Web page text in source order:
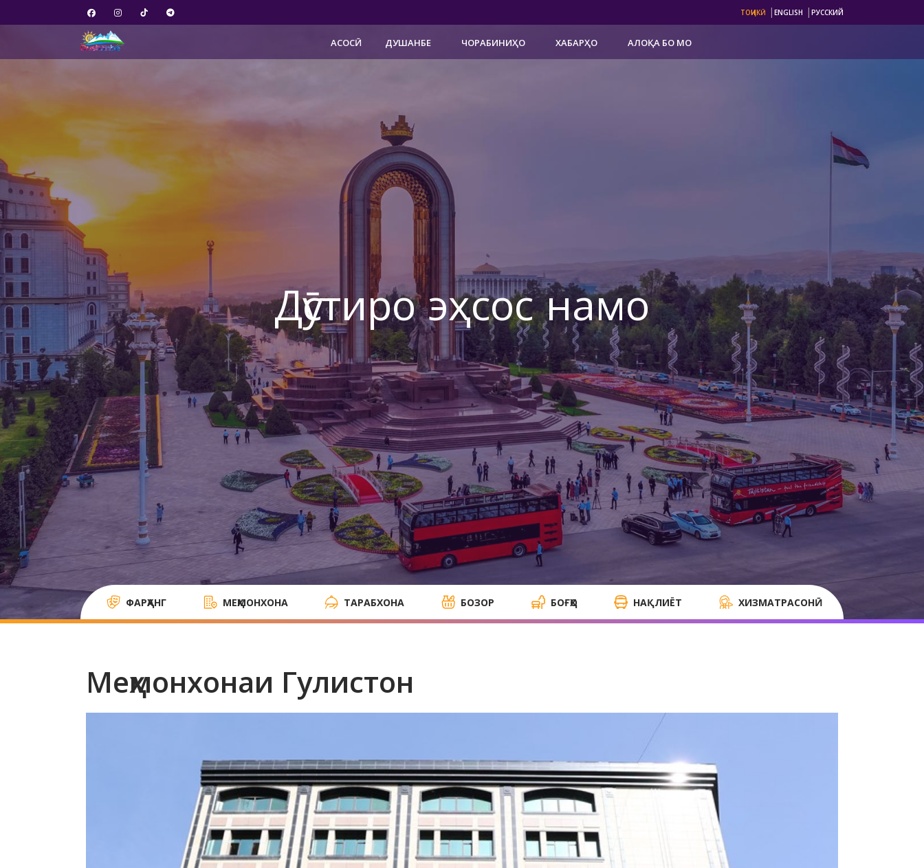
ТОҶИКӢ | ENGLISH | РУССКИЙ
АСОСӢ ДУШАНБЕ ЧОРАБИНИҲО ХАБАРҲО АЛОҚА БО МО
Дӯстиро эҳсос намо
ФАРҲАНГ МЕҲМОНХОНА ТАРАБХОНА БОЗОР БОҒҲО НАҚЛИЁТ ХИЗМАТРАСОНӢ
Меҳмонхонаи Гулистон